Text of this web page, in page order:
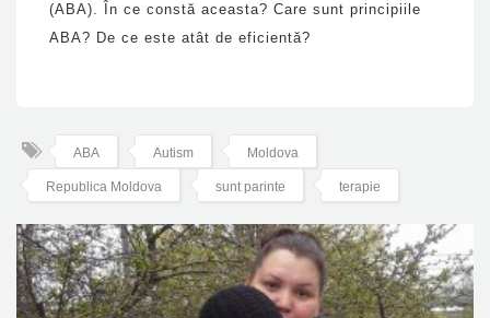
(ABA). În ce constă aceasta? Care sunt principiile
ABA? De ce este atât de eficientă?
ABA Autism Moldova
Republica Moldova sunt parinte terapie